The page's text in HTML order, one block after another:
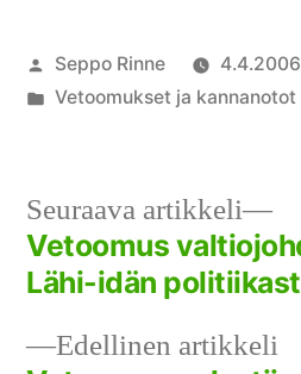
Artikkelin
julkaisija
Seppo Rinne
4.4.2006
Julkaistu
Vetoomukset ja kannanotot
Artikkelien
selaus
Edellinen artikkeli
Seuraava artikkeli
Vetoomus
Lähi-idän